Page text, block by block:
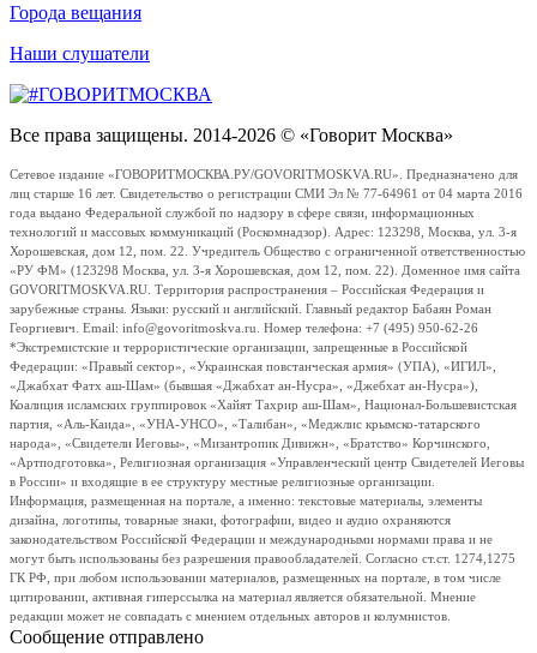
Города вещания
Наши слушатели
Все права защищены. 2014-2026 © «Говорит Москва»
Сетевое издание «ГОВОРИТМОСКВА.РУ/GOVORITMOSKVA.RU». Предназначено для
лиц старше 16 лет. Свидетельство о регистрации СМИ Эл № 77-64961 от 04 марта 2016
года выдано Федеральной службой по надзору в сфере связи, информационных
технологий и массовых коммуникаций (Роскомнадзор). Адрес: 123298, Москва, ул. 3-я
Хорошевская, дом 12, пом. 22. Учредитель Общество с ограниченной ответственностью
«РУ ФМ» (123298 Москва, ул. 3-я Хорошевская, дом 12, пом. 22). Доменное имя сайта
GOVORITMOSKVA.RU. Территория распространения – Российская Федерация и
зарубежные страны. Языки: русский и английский. Главный редактор Бабаян Роман
Георгиевич. Email: info@govoritmoskva.ru. Номер телефона: +7 (495) 950-62-26
*Экстремистские и террористические организации, запрещенные в Российской
Федерации: «Правый сектор», «Украинская повстанческая армия» (УПА), «ИГИЛ»,
«Джабхат Фатх аш-Шам» (бывшая «Джабхат ан-Нусра», «Джебхат ан-Нусра»),
Коалиция исламских группировок «Хайят Тахрир аш-Шам», Национал-Большевистская
партия, «Аль-Каида», «УНА-УНСО», «Талибан», «Меджлис крымско-татарского
народа», «Свидетели Иеговы», «Мизантропик Дивижн», «Братство» Корчинского,
«Артподготовка», Религиозная организация «Управленческий центр Свидетелей Иеговы
в России» и входящие в ее структуру местные религиозные организации.
Информация, размещенная на портале, а именно: текстовые материалы, элементы
дизайна, логотипы, товарные знаки, фотографии, видео и аудио охраняются
законодательством Российской Федерации и международными нормами права и не
могут быть использованы без разрешения правообладателей. Согласно ст.ст. 1274,1275
ГК РФ, при любом использовании материалов, размещенных на портале, в том числе
цитировании, активная гиперссылка на материал является обязательной. Мнение
редакции может не совпадать с мнением отдельных авторов и колумнистов.
Сообщение отправлено